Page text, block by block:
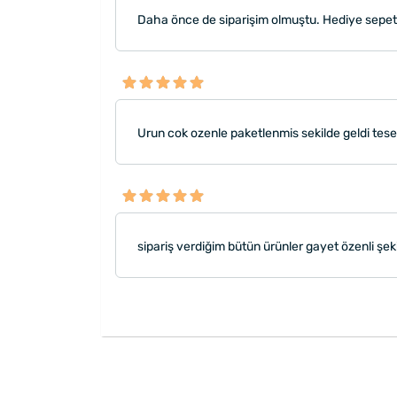
Daha önce de siparişim olmuştu. Hediye
Urun cok ozenle paketlenmis sekilde geldi
sipariş verdiğim bütün ürünler gayet özenli